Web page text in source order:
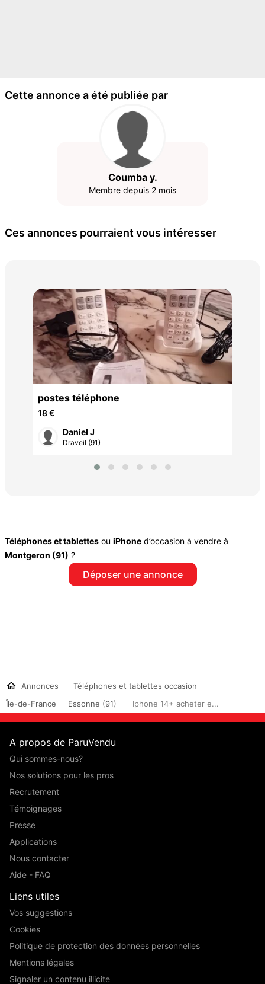
Cette annonce a été publiée par
Coumba y.
Membre depuis 2 mois
Ces annonces pourraient vous intéresser
postes téléphone
18 €
Daniel J
Draveil (91)
Téléphones et tablettes ou iPhone d’occasion à vendre à
Montgeron (91) ?
Déposer une annonce
Annonces
Téléphones et tablettes occasion
Île-de-France
Essonne (91) Iphone 14+ acheter e...
A propos de ParuVendu
Qui sommes-nous?
Nos solutions pour les pros
Recrutement
Témoignages
Presse
Applications
Nous contacter
Aide - FAQ
Liens utiles
Vos suggestions
Cookies
Politique de protection des données personnelles
Mentions légales
Signaler un contenu illicite